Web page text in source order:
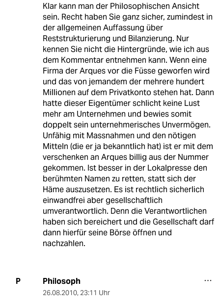
Klar kann man der Philosophischen Ansicht
sein. Recht haben Sie ganz sicher, zumindest in
der allgemeinen Auffassung über
Reststrukturierung und Bilanzierung. Nur
kennen Sie nicht die Hintergründe, wie ich aus
dem Kommentar entnehmen kann. Wenn eine
Firma der Arques vor die Füsse geworfen wird
und das von jemandem der mehrere hundert
Millionen auf dem Privatkonto stehen hat. Dann
hatte dieser Eigentümer schlicht keine Lust
mehr am Unternehmen und bewies somit
doppelt sein unternehmerisches Unvermögen.
Unfähig mit Massnahmen und den nötigen
Mitteln (die er ja bekanntlich hat) ist er mit dem
verschenken an Arques billig aus der Nummer
gekommen. Ist besser in der Lokalpresse den
berühmten Namen zu retten, statt sich der
Häme auszusetzen. Es ist rechtlich sicherlich
einwandfrei aber gesellschaftlich
umverantwortlich. Denn die Verantwortlichen
haben sich bereichert und die Gesellschaft darf
dann hierfür seine Börse öffnen und
nachzahlen.
P Philosoph
26.08.2010, 23:11 Uhr